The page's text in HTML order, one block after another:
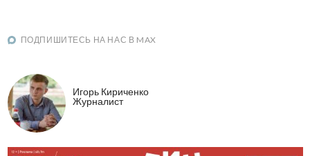
ПОДПИШИТЕСЬ НА НАС В MAX
Игорь Кириченко
Журналист